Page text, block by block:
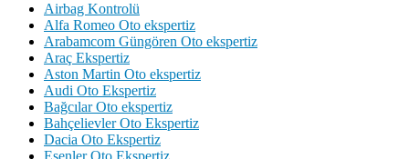
Airbag Kontrolü
Alfa Romeo Oto ekspertiz
Arabamcom Güngören Oto ekspertiz
Araç Ekspertiz
Aston Martin Oto ekspertiz
Audi Oto Ekspertiz
Bağcılar Oto ekspertiz
Bahçelievler Oto Ekspertiz
Dacia Oto Ekspertiz